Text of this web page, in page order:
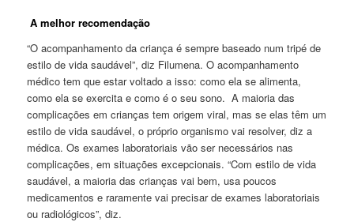
A melhor recomendação
“O acompanhamento da criança é sempre baseado num tripé de
estilo de vida saudável”, diz Filumena. O acompanhamento
médico tem que estar voltado a isso: como ela se alimenta,
como ela se exercita e como é o seu sono. A maioria das
complicações em crianças tem origem viral, mas se elas têm um
estilo de vida saudável, o próprio organismo vai resolver, diz a
médica. Os exames laboratoriais vão ser necessários nas
complicações, em situações excepcionais. “Com estilo de vida
saudável, a maioria das crianças vai bem, usa poucos
medicamentos e raramente vai precisar de exames laboratoriais
ou radiológicos”, diz.